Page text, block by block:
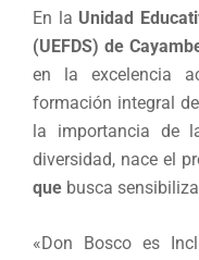
En la Unidad
(UEFDS) de
en la excelencia
formación integral
la importancia de
diversidad, nace el
que busca
«Don Bosco es